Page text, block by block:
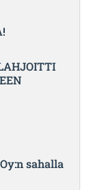
sahalla